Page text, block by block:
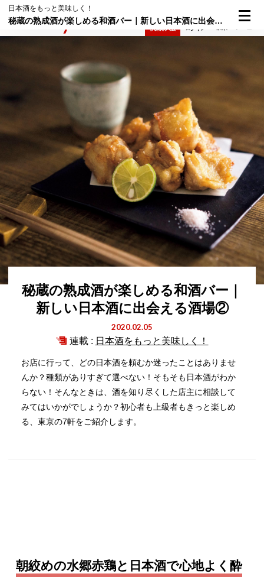
日本酒をもっと美味しく！
秘蔵の熟成酒が楽しめる和酒バー｜新しい日本酒に出会える酒場②
秘蔵の熟成酒が楽しめる和酒バー｜
新しい日本酒に出会える酒場②
2020.02.05
連載 : 日本酒をもっと美味しく！
お店に行って、どの日本酒を頼むか迷ったことはありませ
んか？種類がありすぎて選べない！そもそも日本酒がわか
らない！そんなときは、酒を知り尽くした店主に相談して
みてはいかがでしょうか？初心者も上級者もきっと楽しめ
る、東京の7軒をご紹介します。
朝絞めの水郷赤鶏と日本酒で心地よく酔